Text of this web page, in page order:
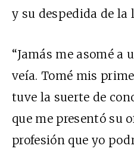
y su despedida de la
“Jamás me asomé a
veía. Tomé mis
tuve la suerte de
que me presentó su
profesión que yo